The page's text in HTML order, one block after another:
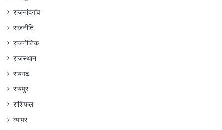
राजनांदगांव
राजनीति
राजनीतिक
राजस्थान
रायगढ़
रायपुर
राशिफल
व्यापर